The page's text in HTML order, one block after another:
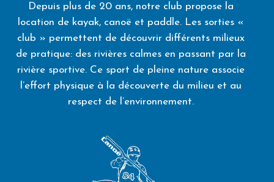
Depuis plus de 20 ans, notre club propose la
location de kayak, canoë et paddle. Les sorties «
club » permettent de découvrir différents milieux
de pratique: des rivières calmes en passant par la
rivière sportive. Ce sport de pleine nature associe
l’effort physique à la découverte du milieu et au
respect de l’environnement.